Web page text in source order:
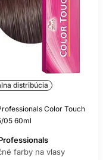
a domácej rutiny,
počtu umytí.
VLASY?
úpravu tónu, nie na
vždy overte v
línie.
distribúcia
Color Touch
05 60ml
farby na vlasy